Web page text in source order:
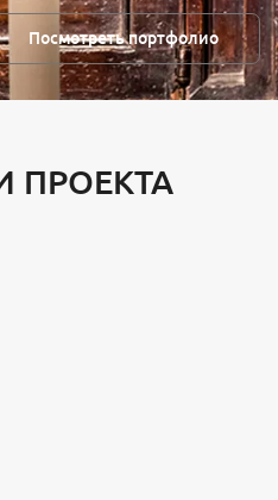
Посмотреть портфолио
ПРОЕКТА